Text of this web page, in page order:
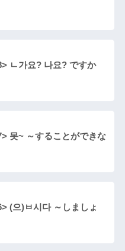
나요? ですか
ができな
(으)ㅂ시다 ～しましょ